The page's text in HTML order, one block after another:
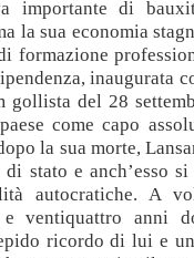
importante di
la sua economia
formazione
inaugurata
gollista del 28
come capo
la sua morte,
stato e anch’esso
autocratiche. A
ventiquattro anni
ricordo di lui e